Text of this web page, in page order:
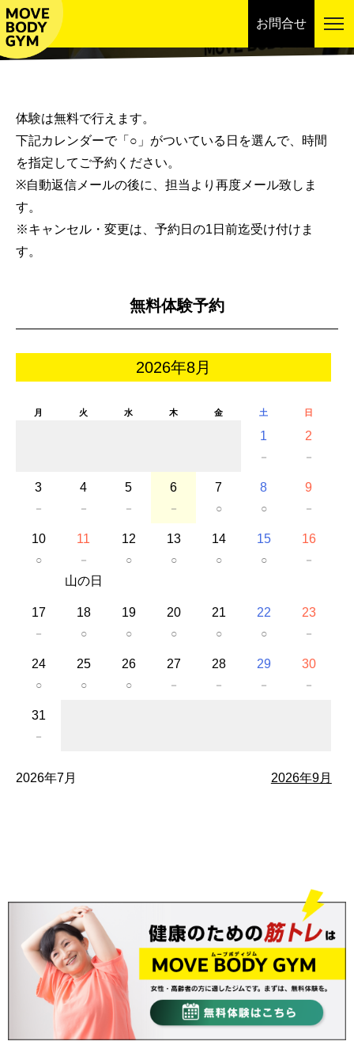
お問合せ
スケジュール
体験は無料で行えます。
下記カレンダーで「○」がついている日を選んで、時間
を指定してご予約ください。
※自動返信メールの後に、担当より再度メール致しま
す。
※キャンセル・変更は、予約日の1日前迄受け付けま
す。
無料体験予約
2026年8月
月 火 水 木 金 土 日
1
－
2
－
3
－
4
－
5
－
6
－
7
○
8
○
9
－
10
○
11
－
山の日
12
○
13
○
14
○
15
○
16
－
17
－
18
○
19
○
20
○
21
○
22
○
23
－
24
○
25
○
26
○
27
－
28
－
29
－
30
－
31
－
2026年7月 2026年9月